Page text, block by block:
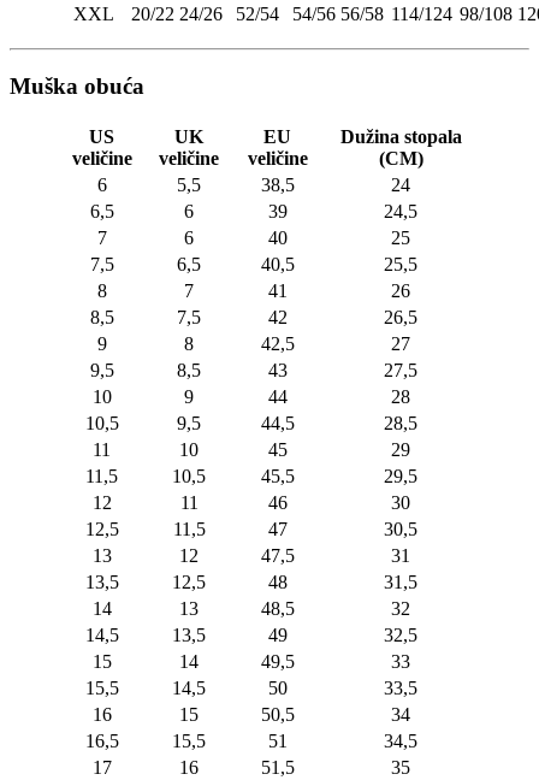
XXL 20/22 24/26 52/54 54/56 56/58 114/124 98/108
Muška obuća
US
veličine
UK
veličine
EU
veličine
Dužina stopala
(CM)
6
5,5 38,5
24
6,5
6 39
24,5
7
6 40
25
7,5
6,5 40,5
25,5
8
7 41
26
8,5
7,5 42
26,5
9
8 42,5
27
9,5
8,5 43
27,5
10
9 44
28
10,5
9,5 44,5
28,5
11
10 45
29
11,5
10,5 45,5
29,5
12
11 46
30
12,5
11,5 47
30,5
13
12 47,5
31
13,5
12,5 48
31,5
14
13 48,5
32
14,5
13,5 49
32,5
15
14 49,5
33
15,5
14,5 50
33,5
16
15 50,5
34
16,5
15,5 51
34,5
17
16 51,5
35